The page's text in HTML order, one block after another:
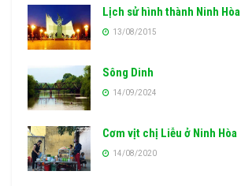
Lịch sử hình thành Ninh Hòa
13/08/2015
Sông Dinh
14/09/2024
Cơm vịt chị Liễu ở Ninh Hòa
14/08/2020